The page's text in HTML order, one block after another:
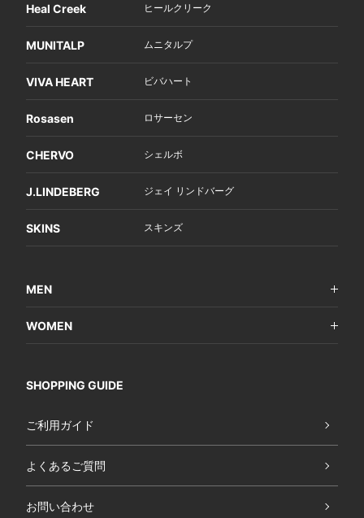
Heal Creek ヒールクリーク
MUNITALP ムニタルプ
VIVA HEART ビバハート
Rosasen ロサーセン
CHERVO シェルボ
J.LINDEBERG ジェイ リンドバーグ
SKINS スキンズ
MEN
WOMEN
SHOPPING GUIDE
ご利用ガイド
よくあるご質問
お問い合わせ